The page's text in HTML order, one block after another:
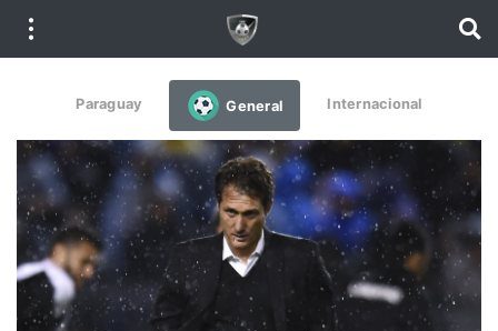
Paraguay General Internacional